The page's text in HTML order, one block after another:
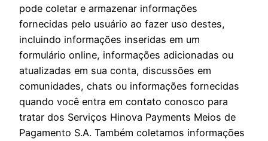
pode coletar e armazenar informações
fornecidas pelo usuário ao fazer uso destes,
incluindo informações inseridas em um
formulário online, informações adicionadas ou
atualizadas em sua conta, discussões em
comunidades, chats ou informações fornecidas
quando você entra em contato conosco para
tratar dos Serviços Hinova Payments Meios de
Pagamento S.A. Também coletamos informações